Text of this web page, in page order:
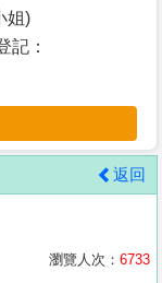
姐)
記：
返回
瀏覽人次： 6733